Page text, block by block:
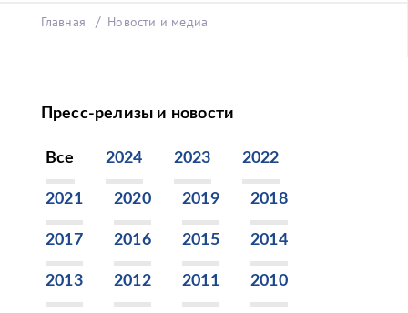
Главная Новости и медиа
Пресс-релизы и новости
Все 2024 2023 2022
2021 2020 2019 2018
2017 2016 2015 2014
2013 2012 2011 2010